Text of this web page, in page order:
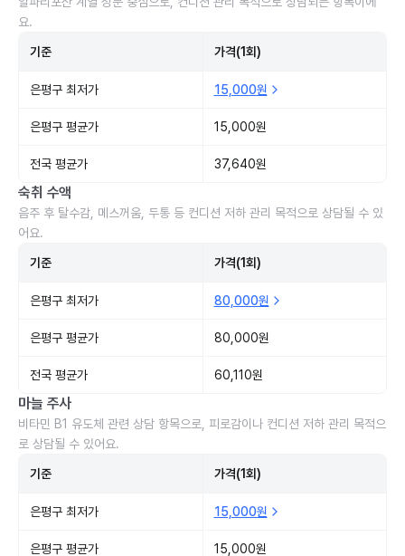
요.
기준 가격(1회)
은평구 최저가 15,000원
은평구 평균가 15,000원
전국 평균가 37,640원
숙취 수액
음주 후 탈수감, 메스꺼움, 두통 등 컨디션 저하 관리 목적으로 상담될 수 있
어요.
기준 가격(1회)
은평구 최저가 80,000원
은평구 평균가 80,000원
전국 평균가 60,110원
마늘 주사
비타민 B1 유도체 관련 상담 항목으로, 피로감이나 컨디션 저하 관리 목적으
로 상담될 수 있어요.
기준 가격(1회)
은평구 최저가 15,000원
은평구 평균가 15,000원